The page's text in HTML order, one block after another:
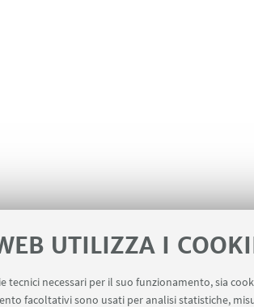
UTILIZZA I
tecnici necessari per il suo funzionamento, sia
facoltativi sono usati per analisi statistiche,
Segnala iniziative di